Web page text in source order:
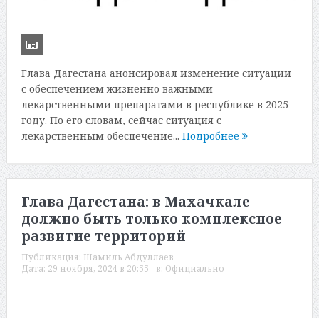
Глава Дагестана анонсировал изменение ситуации
с обеспечением жизненно важными
лекарственными препаратами в республике в 2025
году. По его словам, сейчас ситуация с
лекарственным обеспечение... Подробнее
Глава Дагестана: в Махачкале
должно быть только комплексное
развитие территорий
Публикация: Шамиль Абдуллаев
Дата: 29 ноября, 2024 в 20:55 в: Официально